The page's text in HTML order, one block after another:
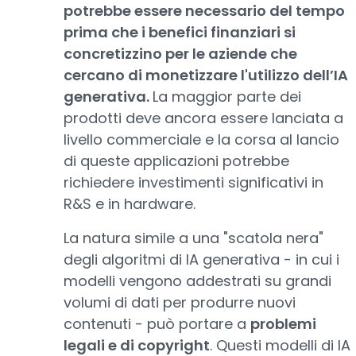
potrebbe essere necessario del tempo
prima che i benefici finanziari si
concretizzino per le aziende che
cercano di monetizzare l'utilizzo dell’IA
generativa. La maggior parte dei
prodotti deve ancora essere lanciata a
livello commerciale e la corsa al lancio
di queste applicazioni potrebbe
richiedere investimenti significativi in
R&S e in hardware.
La natura simile a una "scatola nera"
degli algoritmi di IA generativa - in cui i
modelli vengono addestrati su grandi
volumi di dati per produrre nuovi
contenuti - può portare a problemi
legali e di copyright. Questi modelli di IA